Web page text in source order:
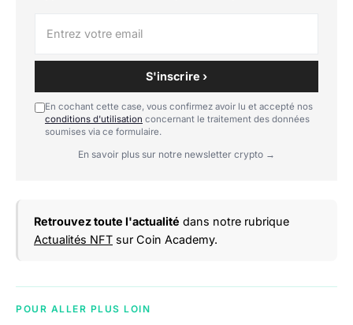
S'inscrire ›
En cochant cette case, vous confirmez avoir lu et accepté nos
conditions d'utilisation concernant le traitement des données
soumises via ce formulaire.
En savoir plus sur notre newsletter crypto →
Retrouvez toute l'actualité dans notre rubrique
Actualités NFT sur Coin Academy.
POUR ALLER PLUS LOIN